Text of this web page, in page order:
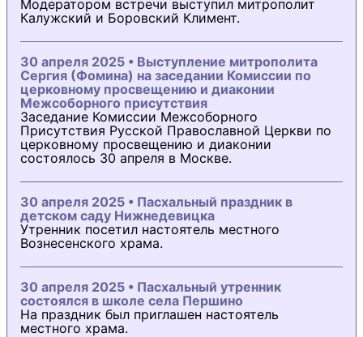
Модератором встречи выступил митрополит
Калужский и Боровский Климент.
30 апреля 2025 • Выступление митрополита
Сергия (Фомина) на заседании Комиссии по
церковному просвещению и диаконии
Межсоборного присутствия
Заседание Комиссии Межсоборного
Присутствия Русской Православной Церкви по
церковному просвещению и диаконии
состоялось 30 апреля в Москве.
30 апреля 2025 • Пасхальный праздник в
детском саду Нижнедевицка
Утренник посетил настоятель местного
Вознесенского храма.
30 апреля 2025 • Пасхальный утренник
состоялся в школе села Першино
На праздник был приглашен настоятель
местного храма.